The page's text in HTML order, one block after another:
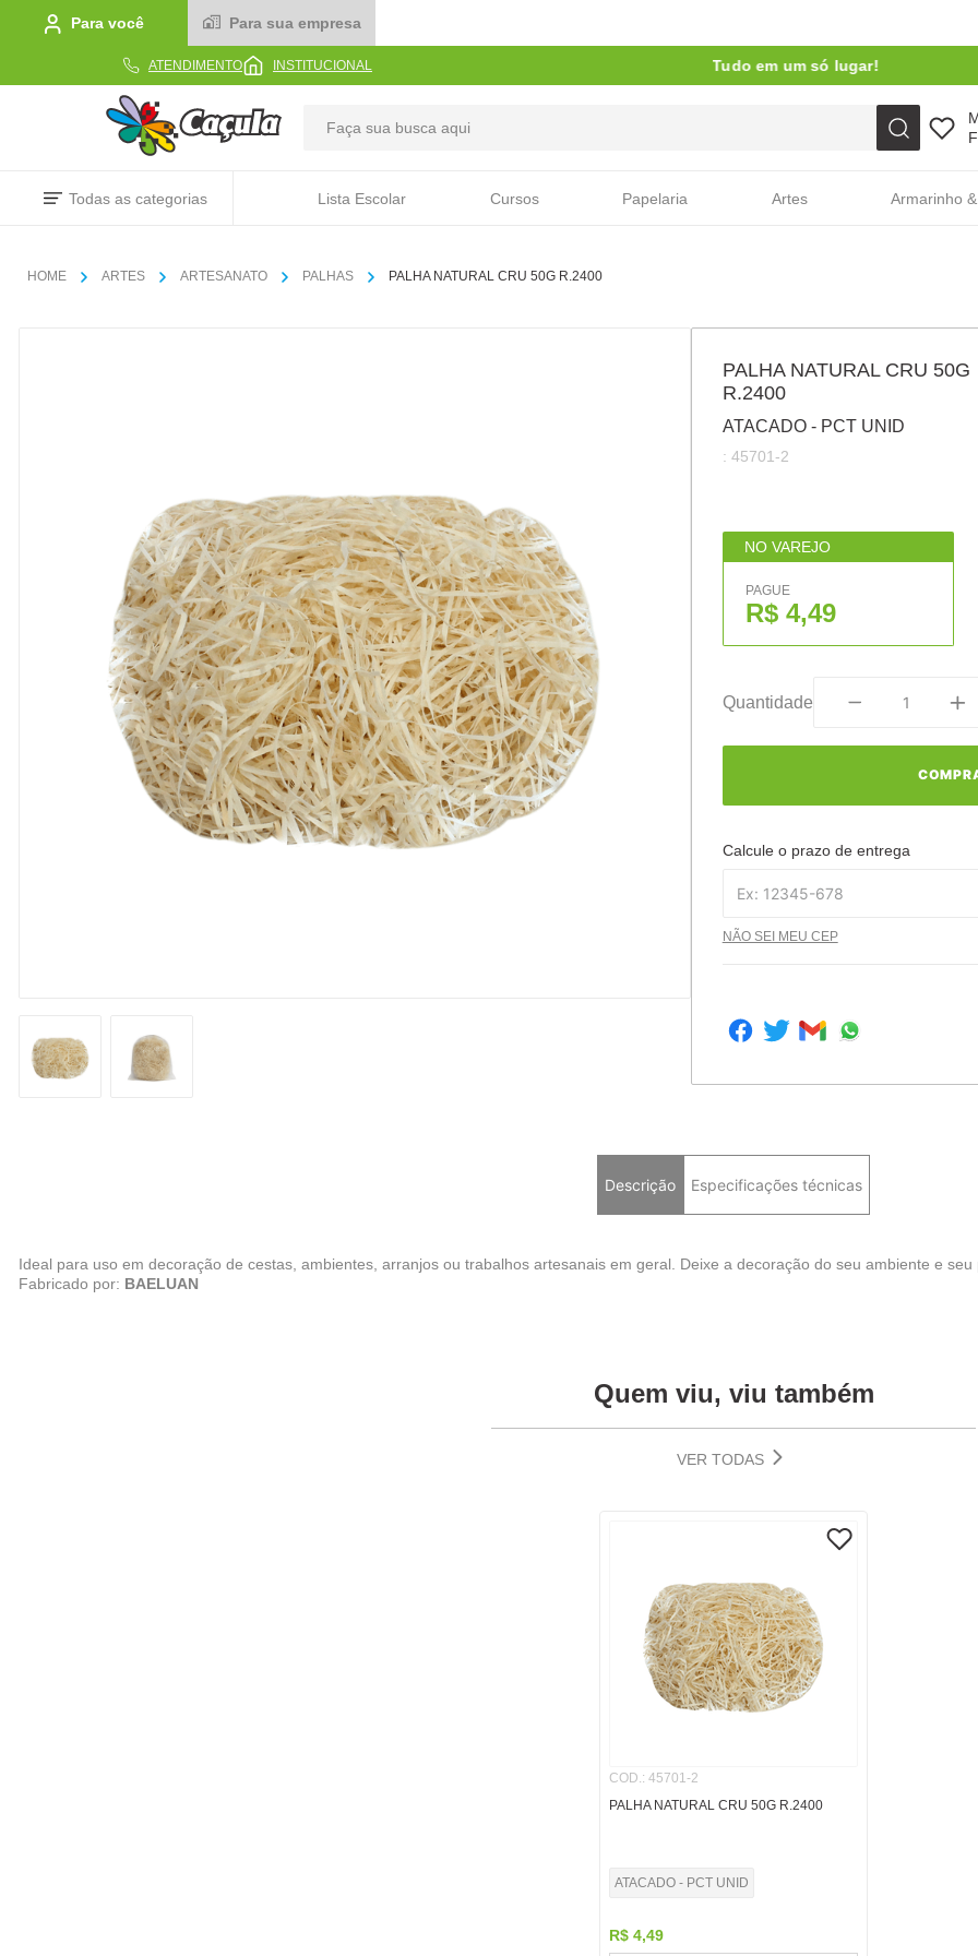
Para você Para sua empresa
ATENDIMENTO INSTITUCIONAL Tudo em um só lugar!
Todas as categorias Lista Escolar Cursos Papelaria Artes Armarinho
ARTES ARTESANATO PALHAS PALHA NATURAL CRU 50G R.2400
PALHA NATURAL CRU 50G
R.2400
ATACADO - PCT UNID
: 45701-2
NO VAREJO
PAGUE
R$ 4,49
Quantidade
Calcule o prazo de entrega
NÃO SEI MEU CEP
Descrição Especificações técnicas
Ideal para uso em decoração de cestas, ambientes, arranjos ou trabalhos artesanais em geral. Deixe a decoração do seu ambiente e
Fabricado por: BAELUAN
Quem viu, viu também
VER TODAS
COD.: 45701-2
PALHA NATURAL CRU 50G R.2400
ATACADO - PCT UNID
R$ 4,49
TERMOS MAIS BUSCADOS
8º cola
9º barbante
10º havaianas